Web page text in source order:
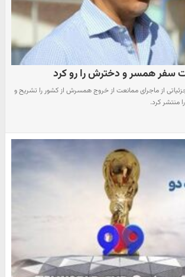
سفر همسر و دخترش را رو کرد
از ماجرای ممانعت از خروج همسرش از کشور را تشریح و
منتشر کرد.